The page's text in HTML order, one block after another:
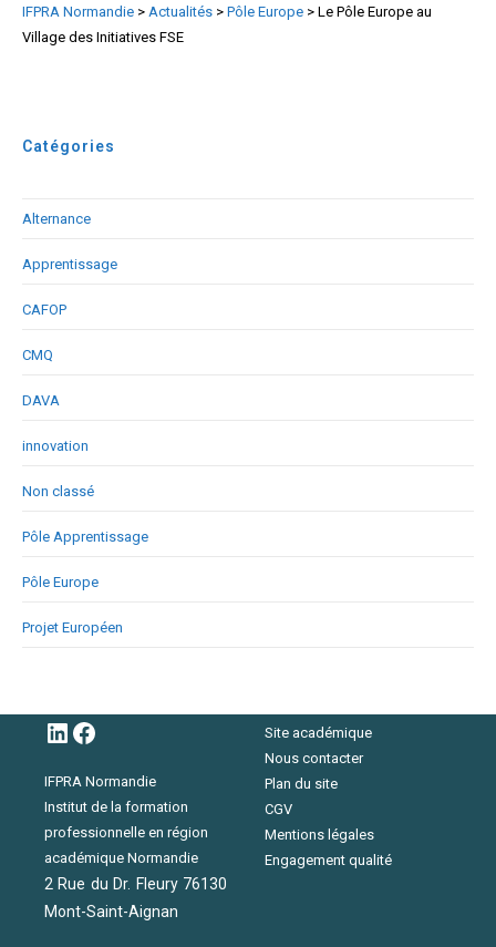
IFPRA Normandie > Actualités > Pôle Europe > Le Pôle Europe au
Village des Initiatives FSE
Catégories
Alternance
Apprentissage
CAFOP
CMQ
DAVA
innovation
Non classé
Pôle Apprentissage
Pôle Europe
Projet Européen
LinkedInFacebook
IFPRA Normandie
Institut de la formation
professionnelle en région
académique Normandie
2 Rue du Dr. Fleury 76130
Mont-Saint-Aignan
Site académique
Nous contacter
Plan du site
CGV
Mentions légales
Engagement qualité